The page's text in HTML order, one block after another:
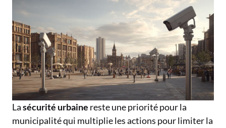
Lasécurité urbaine reste une priorité pour la
municipalité qui multiplie les actions pour limiter la